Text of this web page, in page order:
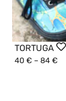
TORTUGA
40 € – 84 €